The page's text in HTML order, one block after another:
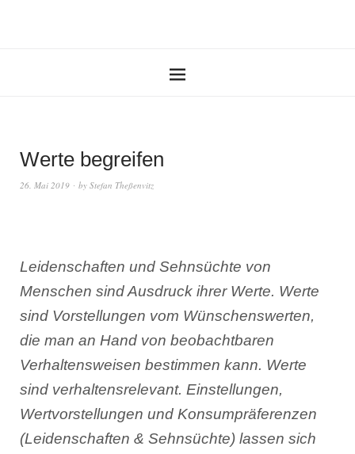
Werte begreifen
26. Mai 2019 by Stefan Theßenvitz
Leidenschaften und Sehnsüchte von
Menschen sind Ausdruck ihrer Werte. Werte
sind Vorstellungen vom Wünschenswerten,
die man an Hand von beobachtbaren
Verhaltensweisen bestimmen kann. Werte
sind verhaltensrelevant. Einstellungen,
Wertvorstellungen und Konsumpräferenzen
(Leidenschaften & Sehnsüchte) lassen sich